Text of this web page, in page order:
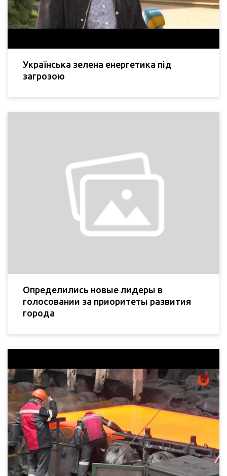
Українська зелена енергетика під
загрозою
Определились новые лидеры в
голосовании за приоритеты развития
города